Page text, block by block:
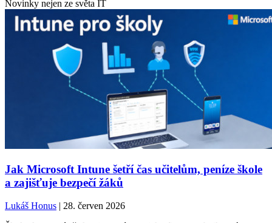
Novinky nejen ze světa IT
Jak Microsoft Intune šetří čas učitelům, peníze škole
a zajišťuje bezpečí žáků
Lukáš Honus | 28. červen 2026